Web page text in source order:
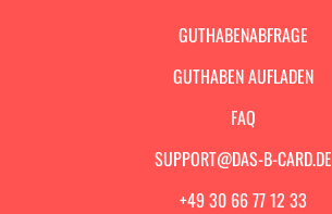
GUTHABENABFRAGE
GUTHABEN AUFLADEN
FAQ
SUPPORT@DAS-B-CARD.DE
+49 30 66 77 12 33